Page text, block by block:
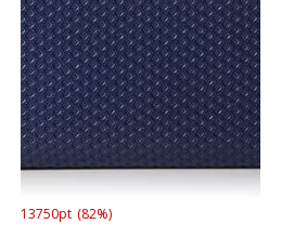
13750pt (82%)